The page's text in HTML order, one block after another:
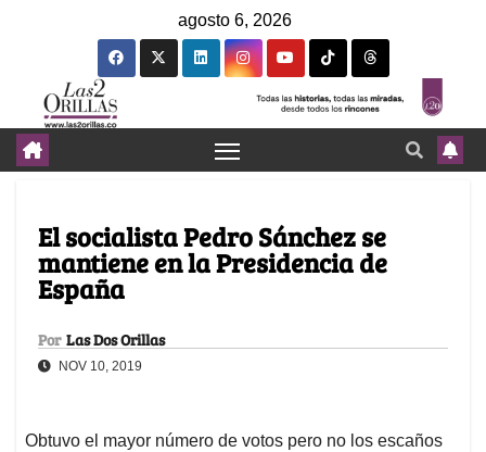
agosto 6, 2026
El socialista Pedro Sánchez se
mantiene en la Presidencia de
España
Por Las Dos Orillas
NOV 10, 2019
Obtuvo el mayor número de votos pero no los escaños